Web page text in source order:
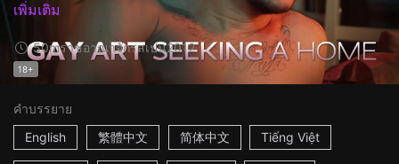
เพิ่มเติม
50mราชอาณาจักรสเปน2012
18+
คำบรรยาย
English
繁體中文 简体中文 Tiếng Việt